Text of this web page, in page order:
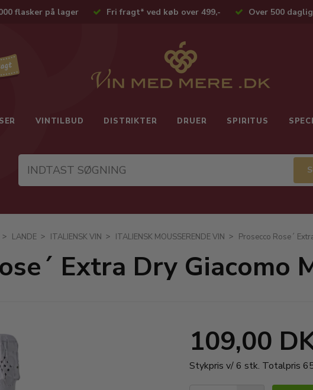
flasker på lager Fri fragt* ved køb over 499,- Over 500
VINTILBUD DISTRIKTER DRUER SPIRITUS
LANDE ITALIENSK VIN ITALIENSK MOUSSERENDE VIN Prosecco Rose´
Extra Dry Giacomo
109,00
Stykpris v/ 6 stk. Totalpris